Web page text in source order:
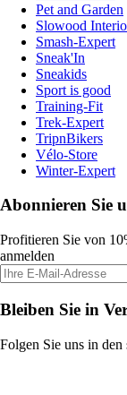
Pet and Garden
Slowood
Smash-Expert
Sneak'In
Sneakids
Sport is good
Training-Fit
Trek-Expert
TripnBikers
Vélo-Store
Winter-Expert
Abonnieren Sie
Profitieren Sie von
anmelden
Bleiben Sie in
Folgen Sie uns in